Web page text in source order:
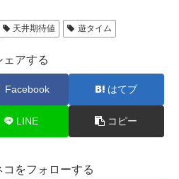
天井期待値 遊タイム
ェアする
Facebook はてブ
LINE コピー
をフォローする